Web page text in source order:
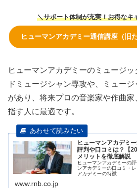
＼サポート体制が充実！お得なキ
ヒューマンアカデミー通信講座（旧
ヒューマンアカデミーのミュージ
ドミュージシャン専攻や、ミュー
があり、将来プロの音楽家や作曲家
指す人に最適です。
ヒューマンアカデミ
評判や口コミは？【
メリットを徹底解説
ヒューマンアカデミーの
ンアカデミーの口コミ・
アカデミーの特徴
www.rnb.co.jp